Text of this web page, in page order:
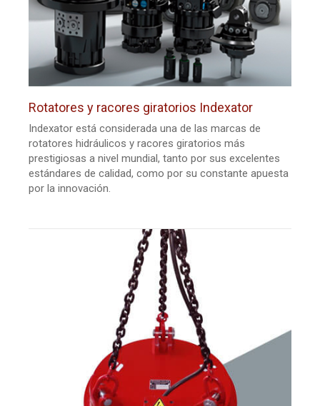
Rotatores y racores giratorios Indexator
Indexator está considerada una de las marcas de
rotatores hidráulicos y racores giratorios más
prestigiosas a nivel mundial, tanto por sus excelentes
estándares de calidad, como por su constante apuesta
por la innovación.